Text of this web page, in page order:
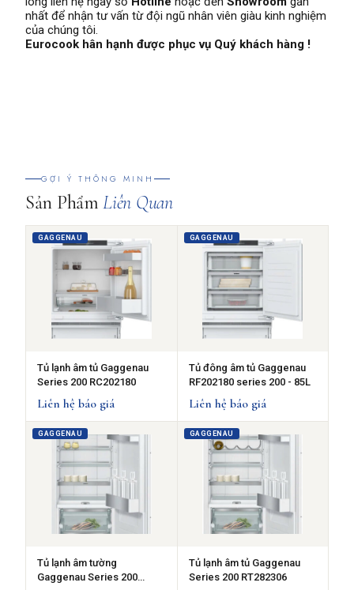
nhất để nhận tư vấn từ đội ngũ nhân viên giàu kinh nghiệm
của chúng tôi.
Eurocook hân hạnh được phục vụ Quý khách hàng !
GỢI Ý THÔNG MINH
Sản PhẩmLiên Quan
GAGGENAU
Tủ lạnh âm tủ Gaggenau
Series 200 RC202180
Liên hệ báo giá
GAGGENAU
Tủ đông âm tủ Gaggenau
RF202180 series 200 - 85L
Liên hệ báo giá
GAGGENAU
Tủ lạnh âm tường
Gaggenau Series 200
GAGGENAU
Tủ lạnh âm tủ Gaggenau
Series 200 RT282306